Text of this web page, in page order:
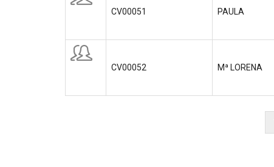
CV00051 PAULA
CV00052 Mª LORENA